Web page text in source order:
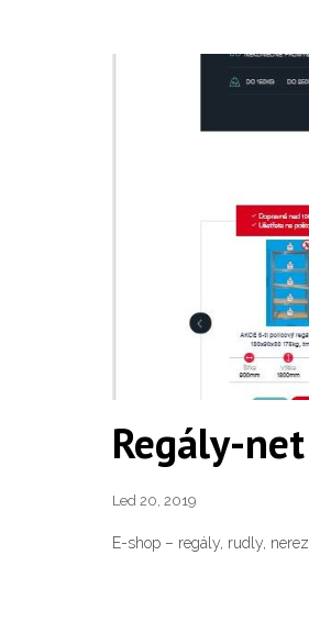
Regály-net
Led 20, 2019
E-shop – regály, rudly,